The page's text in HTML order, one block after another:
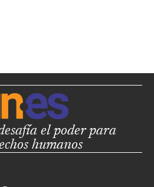
el poder para
humanos